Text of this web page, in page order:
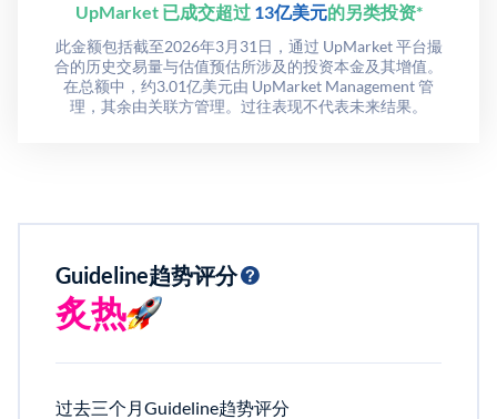
UpMarket 已成交超过 13亿美元的另类投资*
此金额包括截至2026年3月31日，通过 UpMarket 平台撮
合的历史交易量与估值预估所涉及的投资本金及其增值。
在总额中，约3.01亿美元由 UpMarket Management 管
理，其余由关联方管理。过往表现不代表未来结果。
Guideline趋势评分
炙热
过去三个月Guideline趋势评分